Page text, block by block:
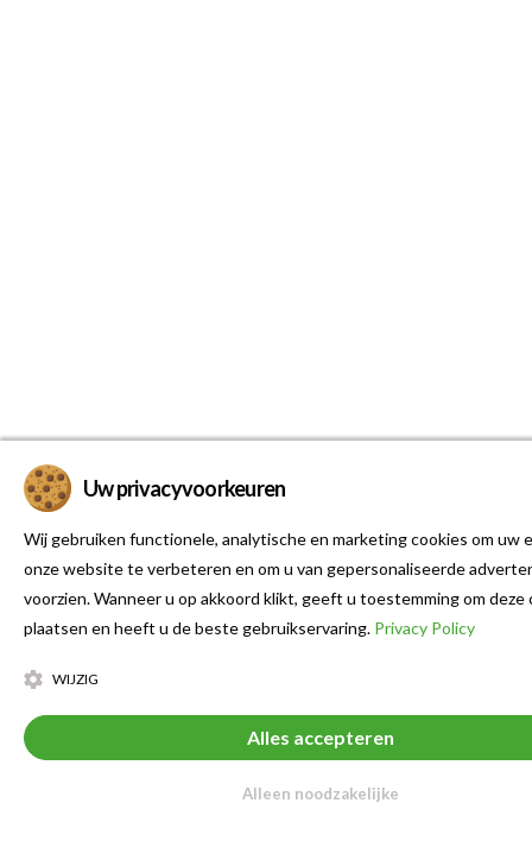
Uw privacyvoorkeuren
Wij gebruiken functionele, analytische en marketing cookies om uw
onze website te verbeteren en om u van gepersonaliseerde
voorzien. Wanneer u op akkoord klikt, geeft u toestemming om deze
plaatsen en heeft u de beste gebruikservaring. Privacy Policy
WIJZIG
Alles accepteren
Alleen noodzakelijke